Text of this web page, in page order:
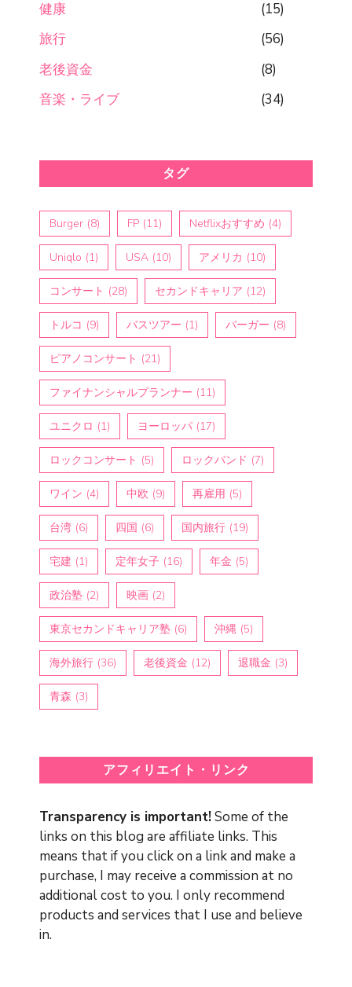
健康
(15)
旅行
(56)
老後資金
(8)
音楽・ライブ
(34)
タグ
Burger (8) FP (11) Netflixおすすめ (4)
Uniqlo (1) USA (10) アメリカ (10)
コンサート (28) セカンドキャリア (12)
トルコ (9) バスツアー (1) バーガー (8)
ピアノコンサート (21)
ファイナンシャルプランナー (11)
ユニクロ (1) ヨーロッパ (17)
ロックコンサート (5) ロックバンド (7)
ワイン (4) 中欧 (9) 再雇用 (5)
台湾 (6) 四国 (6) 国内旅行 (19)
宅建 (1) 定年女子 (16) 年金 (5)
政治塾 (2) 映画 (2)
東京セカンドキャリア塾 (6) 沖縄 (5)
海外旅行 (36) 老後資金 (12) 退職金 (3)
青森 (3)
アフィリエイト・リンク
Transparency is important!Some of the
links on this blog are affiliate links. This
means that if you click on a link and make a
purchase, I may receive a commission at no
additional cost to you. I only recommend
products and services that I use and believe
in.